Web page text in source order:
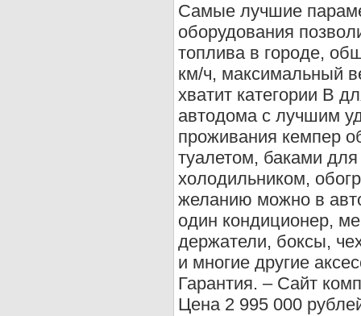
Самые лучшие
оборудования
топлива в городе,
км/ч, максимальный
хватит категории В
автодома с лучшим
проживания кемпер
туалетом, баками
холодильником,
желанию можно в
один кондиционер,
держатели, боксы,
и многие другие
Гарантия. – Сайт
Цена 2 995 000